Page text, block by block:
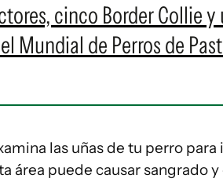
cinco Border Collie
Mundial de Perros de
las uñas de tu perro
área puede causar sangrado